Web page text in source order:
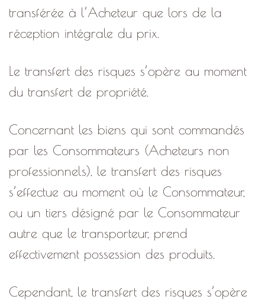
transférée à l’Acheteur que lors de la
réception intégrale du prix.
Le transfert des risques s’opère au moment
du transfert de propriété.
Concernant les biens qui sont commandés
par les Consommateurs (Acheteurs non
professionnels), le transfert des risques
s’effectue au moment où le Consommateur,
ou un tiers désigné par le Consommateur
autre que le transporteur, prend
effectivement possession des produits.
Cependant, le transfert des risques s’opère